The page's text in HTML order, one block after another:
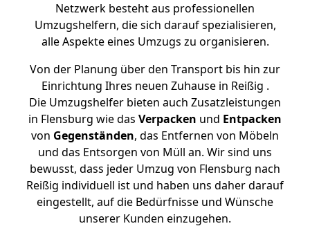
Netzwerk besteht aus professionellen
Umzugshelfern, die sich darauf spezialisieren,
alle Aspekte eines Umzugs zu organisieren.
Von der Planung über den Transport bis hin zur
Einrichtung Ihres neuen Zuhause in Reißig .
Die Umzugshelfer bieten auch Zusatzleistungen
in Flensburg wie das Verpacken und Entpacken
von Gegenständen, das Entfernen von Möbeln
und das Entsorgen von Müll an. Wir sind uns
bewusst, dass jeder Umzug von Flensburg nach
Reißig individuell ist und haben uns daher darauf
eingestellt, auf die Bedürfnisse und Wünsche
unserer Kunden einzugehen.